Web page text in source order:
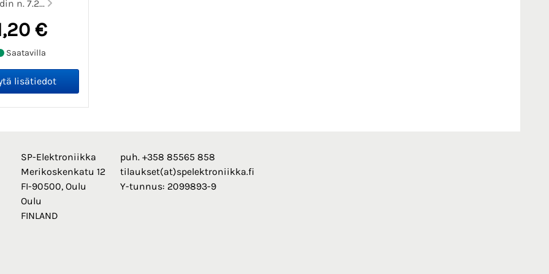
n. 7.2...
€
Saatavilla
SP-Elektroniikka
Merikoskenkatu 12
FI-90500, Oulu
Oulu
FINLAND
puh. +358 85565 858
tilaukset(at)spelektroniikka.fi
Y-tunnus: 2099893-9